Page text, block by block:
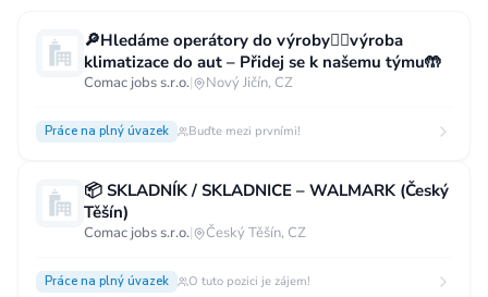
🔎Hledáme operátory do výroby👷‍♂️výroba
klimatizace do aut – Přidej se k našemu týmu🤲
Comac jobs s.r.o.| Nový Jičín, CZ
Práce na plný úvazek Buďte mezi prvními!
📦 SKLADNÍK / SKLADNICE – WALMARK (Český
Těšín)
Comac jobs s.r.o.| Český Těšín, CZ
Práce na plný úvazek O tuto pozici je zájem!
Měsíční plat
neuvedeno 0 až 30 000 CZK
40 000 CZK a více
Ostatní mzdy